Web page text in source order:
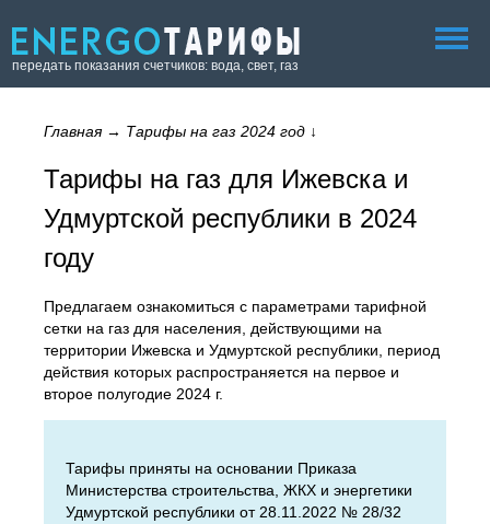
передать показания счетчиков: вода, свет, газ
Главная→ Тарифы на газ 2024 год ↓
Тарифы на газ для Ижевска и
Удмуртской республики в 2024
году
Предлагаем ознакомиться с параметрами тарифной
сетки на газ для населения, действующими на
территории Ижевска и Удмуртской республики, период
действия которых распространяется на первое и
второе полугодие 2024 г.
Тарифы приняты на основании Приказа
Министерства строительства, ЖКХ и энергетики
Удмуртской республики от 28.11.2022 № 28/32